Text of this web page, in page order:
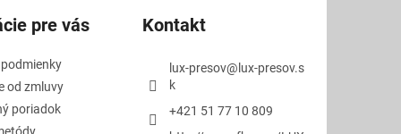
pre vás
od zmluvy
poriadok
Kontakt
lux-presov@ lux-presov.s
k
+421 51 77 10 809